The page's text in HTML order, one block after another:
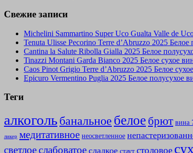
Свежие записи
Michelini Sammartino Super Uco Gualta Valle de
Tenuta Ulisse Pecorino Terre d’Abruzzo 2025
Cantina la Salute Ribolla Gialla 2025 Белое
Tinazzi Montani Garda Bianco 2025 Белое сухое
Caos Pinot Grigio Terre d’Abruzzo 2025 Белое
Epicuro Vermentino Puglia 2025 Белое полусухое
Теги
алкогольбанальное белое брют вина
ликер медитативное неосветленное
светлоеслабоватое сладкое стаут столовое